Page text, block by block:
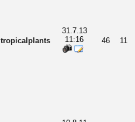
tropicalplants
31.7.13
11:16
46 11